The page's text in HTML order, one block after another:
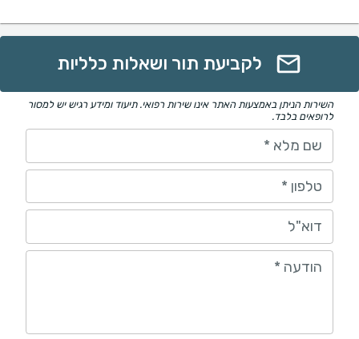
לקביעת תור ושאלות כלליות
השירות הניתן באמצעות האתר אינו שירות רפואי. תיעוד ומידע רגיש יש למסור
לרופאים בלבד.
שם מלא *
טלפון *
דוא"ל
הודעה *